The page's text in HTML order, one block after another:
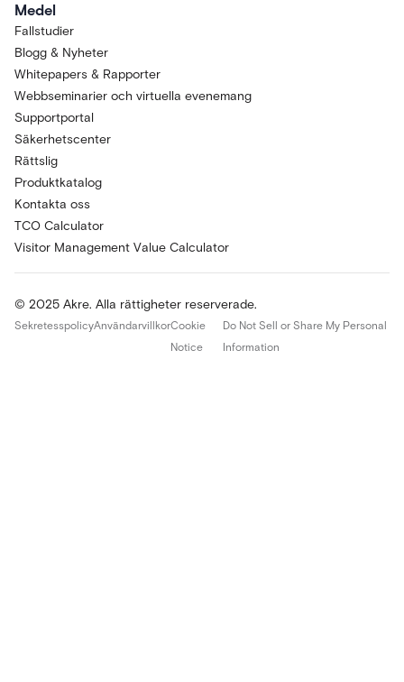
Medel
Fallstudier
Blogg & Nyheter
Whitepapers & Rapporter
Webbseminarier och virtuella evenemang
Supportportal
Säkerhetscenter
Rättslig
Produktkatalog
Kontakta oss
TCO Calculator
Visitor Management Value Calculator
© 2025 Akre. Alla rättigheter reserverade.
SekretesspolicyAnvändarvillkorCookie
Notice
Do Not Sell or Share My Personal
Information